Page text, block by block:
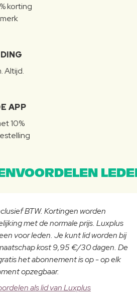
korting
Altijd.
APP
10%
BTW. Kortingen worden
met de normale prijs. Luxplus
voor leden. Je kunt lid worden bij
kost 9,95 €/30 dagen. De
het abonnement is op - op elk
opzegbaar.
als lid van Luxplus